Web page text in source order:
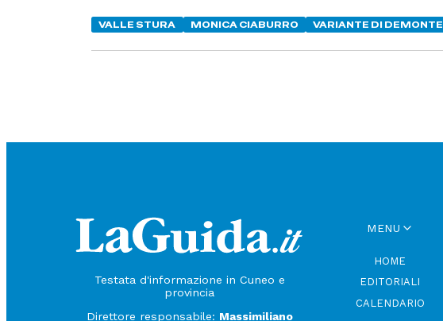
VALLE STURA MONICA CIABURRO VARIANTE DI DEMONTE
Testata d'informazione in Cuneo e
provincia
Direttore responsabile: Massimiliano
MENU
HOME
EDITORIALI
CALENDARIO